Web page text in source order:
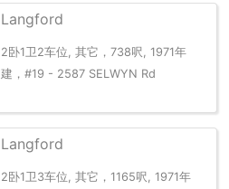
Langford
2卧1卫2车位, 其它，738呎, 1971年
建，#19 - 2587 SELWYN Rd
Langford
2卧1卫3车位, 其它，1165呎, 1971年